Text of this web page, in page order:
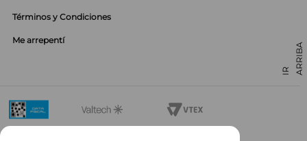
Términos y Condiciones
Me arrepentí